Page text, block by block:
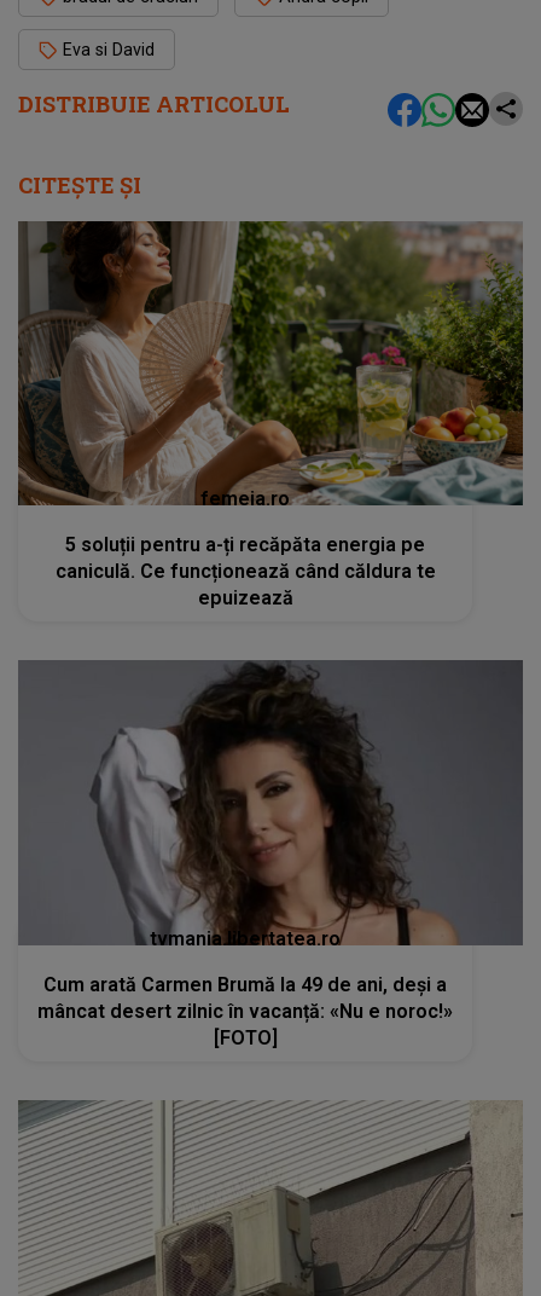
DISTRIBUIE ARTICOLUL
Eva si David
CITEȘTE ȘI
femeia.ro
5 soluții pentru a-ți recăpăta energia pe
caniculă. Ce funcționează când căldura te
epuizează
tvmania.libertatea.ro
Cum arată Carmen Brumă la 49 de ani, deși a
mâncat desert zilnic în vacanță: «Nu e noroc!»
[FOTO]